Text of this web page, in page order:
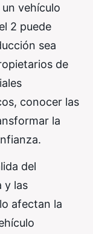
vehículo
2 puede
sea
de
conocer las
la
del
y las
afectan la